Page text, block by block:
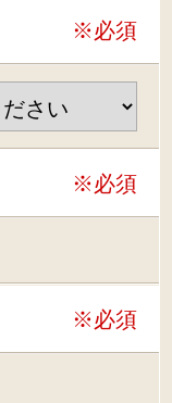
※必須
※必須
※必須